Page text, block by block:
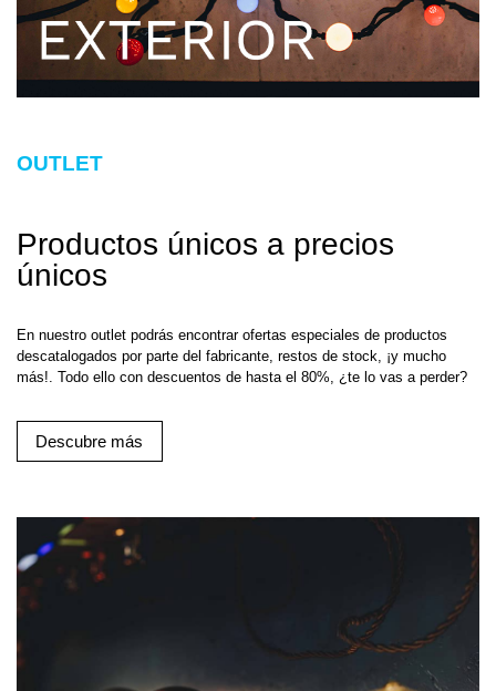
OUTLET
Productos únicos a precios
únicos
En nuestro outlet podrás encontrar ofertas especiales de productos
descatalogados por parte del fabricante, restos de stock, ¡y mucho
más!. Todo ello con descuentos de hasta el 80%, ¿te lo vas a perder?
Descubre más